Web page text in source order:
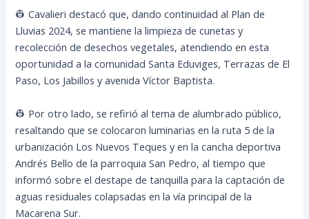
👷 Cavalieri destacó que, dando continuidad al Plan de
Lluvias 2024, se mantiene la limpieza de cunetas y
recolección de desechos vegetales, atendiendo en esta
oportunidad a la comunidad Santa Eduviges, Terrazas de El
Paso, Los Jabillos y avenida Víctor Baptista.
👷 Por otro lado, se refirió al tema de alumbrado público,
resaltando que se colocaron luminarias en la ruta 5 de la
urbanización Los Nuevos Teques y en la cancha deportiva
Andrés Bello de la parroquia San Pedro, al tiempo que
informó sobre el destape de tanquilla para la captación de
aguas residuales colapsadas en la vía principal de la
Macarena Sur.